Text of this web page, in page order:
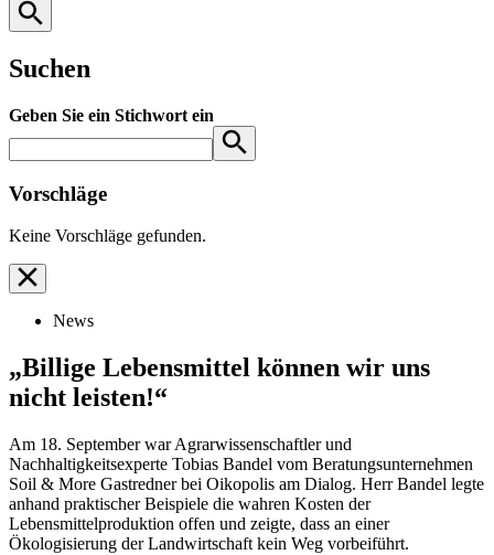
Suchen
Geben Sie ein Stichwort ein
Vorschläge
Keine Vorschläge gefunden.
News
„Billige Lebensmittel können wir uns
nicht leisten!“
Am 18. September war Agrarwissenschaftler und
Nachhaltigkeitsexperte Tobias Bandel vom Beratungsunternehmen
Soil & More Gastredner bei Oikopolis am Dialog. Herr Bandel legte
anhand praktischer Beispiele die wahren Kosten der
Lebensmittelproduktion offen und zeigte, dass an einer
Ökologisierung der Landwirtschaft kein Weg vorbeiführt.